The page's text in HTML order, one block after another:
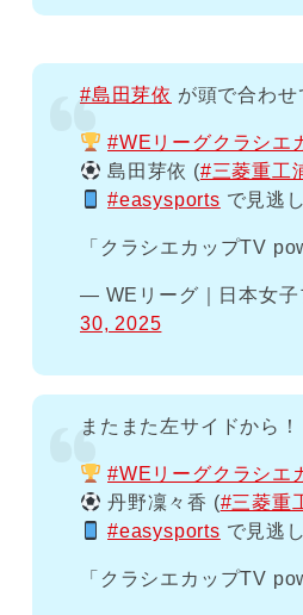
#島田芽依 が頭で合わせ
#WEリーグクラシエ
島田芽依 (#三菱重工
#easysports で見逃
「クラシエカップTV
— WEリーグ｜日本女
30, 2025
またまた左サイドから！
#WEリーグクラシエ
丹野凜々香 (#三菱重
#easysports で見逃
「クラシエカップTV